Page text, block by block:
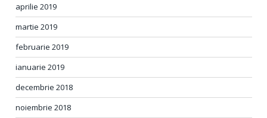
aprilie 2019
martie 2019
februarie 2019
ianuarie 2019
decembrie 2018
noiembrie 2018